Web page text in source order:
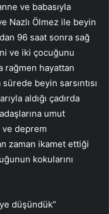
ve babasıyla
Nazlı Ölmez ile beyin
96 saat sonra sağ
ve iki çocuğunu
rağmen hayattan
beyin sarsıntısı
aldığı çadırda
umut
ve deprem
zaman ikamet ettiği
kokularını
düşündük”